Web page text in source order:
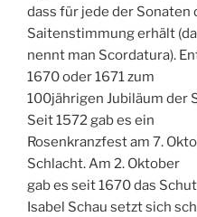
dass für jede der Sonaten
Saitenstimmung erhält
nennt man Scordatura).
1670 oder 1671 zum
100jährigen Jubiläum der
Seit 1572 gab es ein
Rosenkranzfest am 7.
Schlacht. Am 2. Oktober
gab es seit 1670 das
Isabel Schau setzt sich